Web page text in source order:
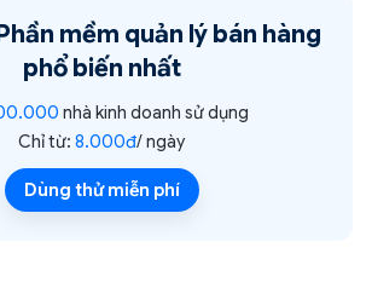
mềm quản lý bán hàng
phổ biến nhất
nhà kinh doanh sử dụng
Chỉ từ: 8.000đ/ ngày
Dùng thử miễn phí